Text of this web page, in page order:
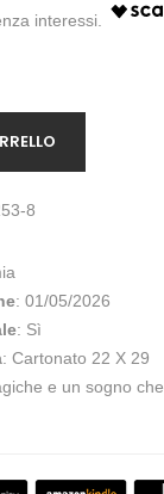
8
: 01/05/2026
: Sì
: Cartonato 22 X 29
e un sogno